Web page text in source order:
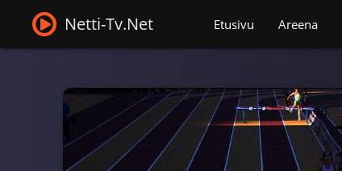
Netti-Tv.Net Etusivu Areena